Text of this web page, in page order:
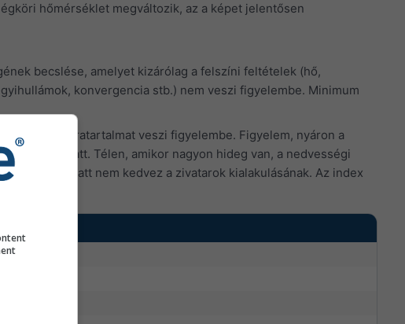
hőmérséklet megváltozik, az a képet jelentősen
becslése, amelyet kizárólag a felszíni feltételek (hő,
konvergencia stb.) nem veszi figyelembe. Minimum
és páratartalmat veszi figyelembe. Figyelem, nyáron a
miatt. Télen, amikor nagyon hideg van, a nedvességi
hiánya miatt nem kedvez a zivatarok kialakulásának. Az index